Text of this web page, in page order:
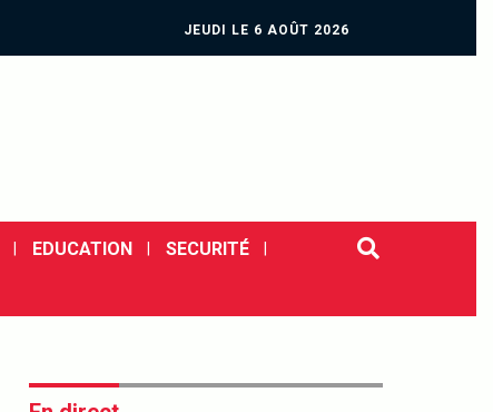
JEUDI LE 6 AOÛT 2026
EDUCATION SECURITÉ